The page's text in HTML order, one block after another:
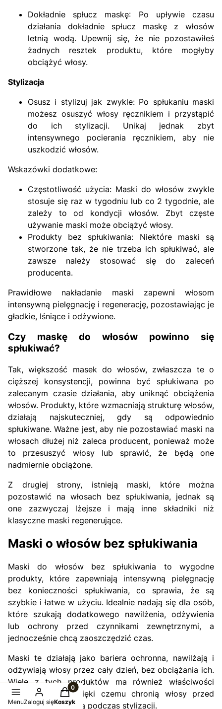
Dokładnie spłucz maskę: Po upływie czasu
działania dokładnie spłucz maskę z włosów
letnią wodą. Upewnij się, że nie pozostawiłeś
żadnych resztek produktu, które mogłyby
obciążyć włosy.
Stylizacja
Osusz i stylizuj jak zwykle: Po spłukaniu maski
możesz osuszyć włosy ręcznikiem i przystąpić
do ich stylizacji. Unikaj jednak zbyt
intensywnego pocierania ręcznikiem, aby nie
uszkodzić włosów.
Wskazówki dodatkowe:
Częstotliwość użycia: Maski do włosów zwykle
stosuje się raz w tygodniu lub co 2 tygodnie, ale
zależy to od kondycji włosów. Zbyt częste
używanie maski może obciążyć włosy.
Produkty bez spłukiwania: Niektóre maski są
stworzone tak, że nie trzeba ich spłukiwać, ale
zawsze należy stosować się do zaleceń
producenta.
Prawidłowe nakładanie maski zapewni włosom
intensywną pielęgnację i regenerację, pozostawiając je
gładkie, lśniące i odżywione.
Czy maskę do włosów powinno się
spłukiwać?
Tak, większość masek do włosów, zwłaszcza te o
cięższej konsystencji, powinna być spłukiwana po
zalecanym czasie działania, aby uniknąć obciążenia
włosów. Produkty, które wzmacniają strukturę włosów,
działają najskuteczniej, gdy są odpowiednio
spłukiwane. Ważne jest, aby nie pozostawiać maski na
włosach dłużej niż zaleca producent, ponieważ może
to przesuszyć włosy lub sprawić, że będą one
nadmiernie obciążone.
Z drugiej strony, istnieją maski, które można
pozostawić na włosach bez spłukiwania, jednak są
one zazwyczaj lżejsze i mają inne składniki niż
klasyczne maski regenerujące.
Maski o włosów bez spłukiwania
Maski do włosów bez spłukiwania to wygodne
produkty, które zapewniają intensywną pielęgnację
bez konieczności spłukiwania, co sprawia, że są
szybkie i łatwe w użyciu. Idealnie nadają się dla osób,
które szukają dodatkowego nawilżenia, odżywienia
lub ochrony przed czynnikami zewnętrznymi, a
jednocześnie chcą zaoszczędzić czas.
Maski te działają jako bariera ochronna, nawilżają i
odżywiają włosy przez cały dzień, bez obciążania ich.
Wiele z tych produktów ma również właściwości
termoochronne, dzięki czemu chronią włosy przed
wysoką temperaturą podczas stylizacji.
MenuZaloguj się
Produkty w koszyku: 0. Zobacz szczegóły
Koszyk